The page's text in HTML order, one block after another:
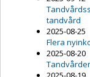
tandvård
2025-08-25
Flera
2025-08-20